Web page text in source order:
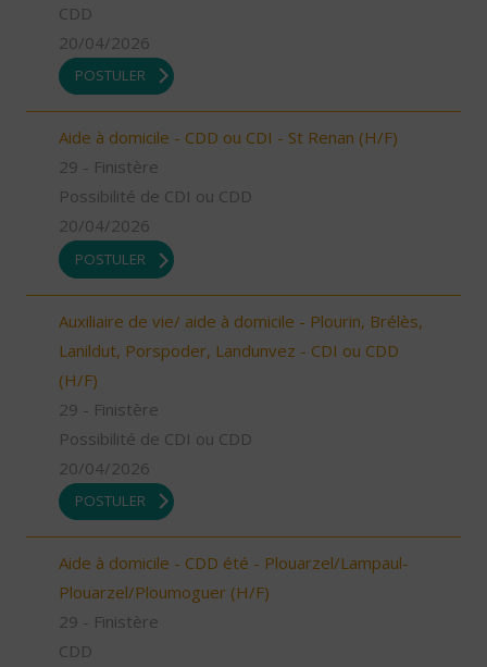
CDD
20/04/2026
POSTULER
Aide à domicile - CDD ou CDI - St Renan (H/F)
29 - Finistère
Possibilité de CDI ou CDD
20/04/2026
POSTULER
Auxiliaire de vie/ aide à domicile - Plourin, Brélès,
Lanildut, Porspoder, Landunvez - CDI ou CDD
(H/F)
29 - Finistère
Possibilité de CDI ou CDD
20/04/2026
POSTULER
Aide à domicile - CDD été - Plouarzel/Lampaul-
Plouarzel/Ploumoguer (H/F)
29 - Finistère
CDD